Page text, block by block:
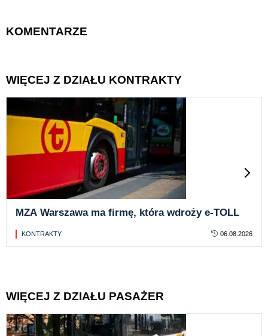
KOMENTARZE
WIĘCEJ Z DZIAŁU KONTRAKTY
MZA Warszawa ma firmę, która wdroży e-TOLL
KONTRAKTY 06.08.2026
WIĘCEJ Z DZIAŁU PASAŻER